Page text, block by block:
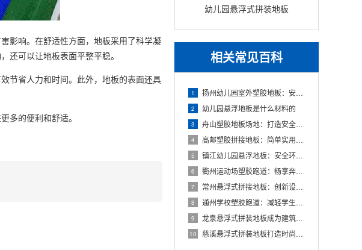
幼儿园悬浮式拼装地板
相关常见百科
1 扬州幼儿园室外塑胶地板：安全环保的儿童游玩选择
2 幼儿园悬浮地板是什么材料的
3 舟山塑胶地板场地：打造安全舒适的运动空间
4 高邮塑胶拼接地板：简单实用的地面装饰选择
5 镇江幼儿园悬浮地板：安全环保的孩子专属游乐场
6 衢州运动场塑胶跑道：畅享奔跑的快乐，健康成长的舞台
7 常州悬浮式拼接地板：创新设计，简化装修流程
8 通州学校塑胶跑道：减轻学生运动负荷，提高身心健康
9 龙泉悬浮式拼装地板成为建筑工程设计的全新选择
10 慈溪悬浮式拼装地板打造时尚优质的室内环境
影响。在舒适性方面，地板采用了科学凝
还可以让地板表面平整平稳。
节省人力和时间。此外，地板的表面还具
的便利和舒适。